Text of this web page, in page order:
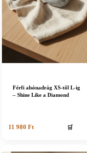
Férfi alsónadrág XS-től L-ig
– Shine Like a Diamond
11 980Ft 🛒